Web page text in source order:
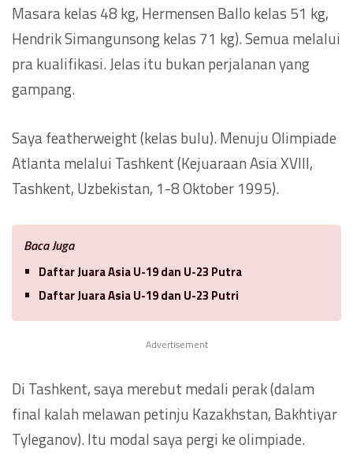
Masara kelas 48 kg, Hermensen Ballo kelas 51 kg,
Hendrik Simangunsong kelas 71 kg). Semua melalui
pra kualifikasi. Jelas itu bukan perjalanan yang
gampang.
Saya featherweight (kelas bulu). Menuju Olimpiade
Atlanta melalui Tashkent (Kejuaraan Asia XVIII,
Tashkent, Uzbekistan, 1-8 Oktober 1995).
Baca Juga
Daftar Juara Asia U-19 dan U-23 Putra
Daftar Juara Asia U-19 dan U-23 Putri
Advertisement
Di Tashkent, saya merebut medali perak (dalam
final kalah melawan petinju Kazakhstan, Bakhtiyar
Tyleganov). Itu modal saya pergi ke olimpiade.